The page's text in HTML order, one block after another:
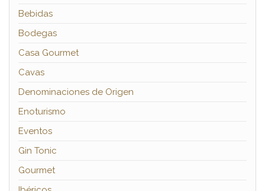
Bebidas
Bodegas
Casa Gourmet
Cavas
Denominaciones de Origen
Enoturismo
Eventos
Gin Tonic
Gourmet